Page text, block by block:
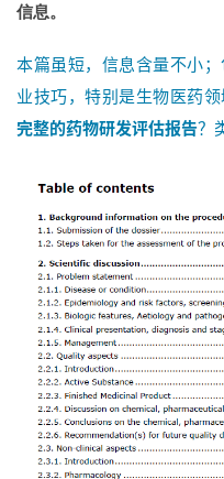
首
页
视
频
专
区
精
彩
活
信息。
本篇虽短，信息含量不小
业技巧，特别是生物医药领
完整的药物研发评估报告？